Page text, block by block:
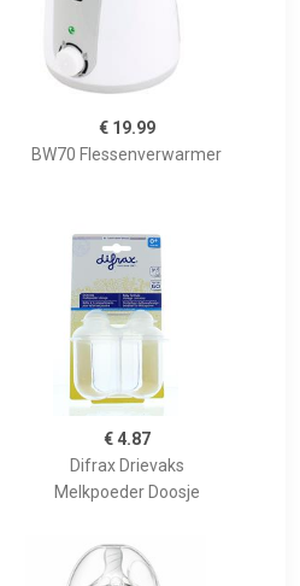
€ 19.99
BW70 Flessenverwarmer
€ 4.87
Difrax Drievaks
Melkpoeder Doosje